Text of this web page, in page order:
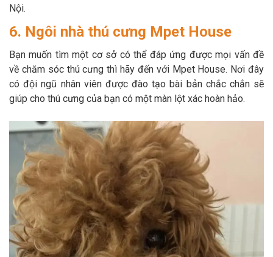
Nội.
6. Ngôi nhà thú cưng Mpet House
Bạn muốn tìm một cơ sở có thể đáp ứng được mọi vấn đề
về chăm sóc thú cưng thì hãy đến với Mpet House. Nơi đây
có đội ngũ nhân viên được đào tạo bài bản chắc chắn sẽ
giúp cho thú cưng của bạn có một màn lột xác hoàn hảo.